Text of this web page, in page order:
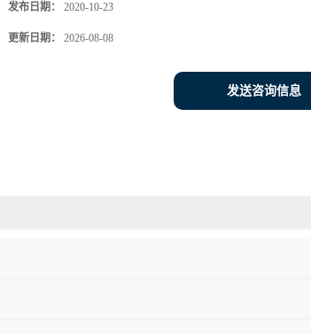
发布日期： 2020-10-23
更新日期： 2026-08-08
发送咨询信息